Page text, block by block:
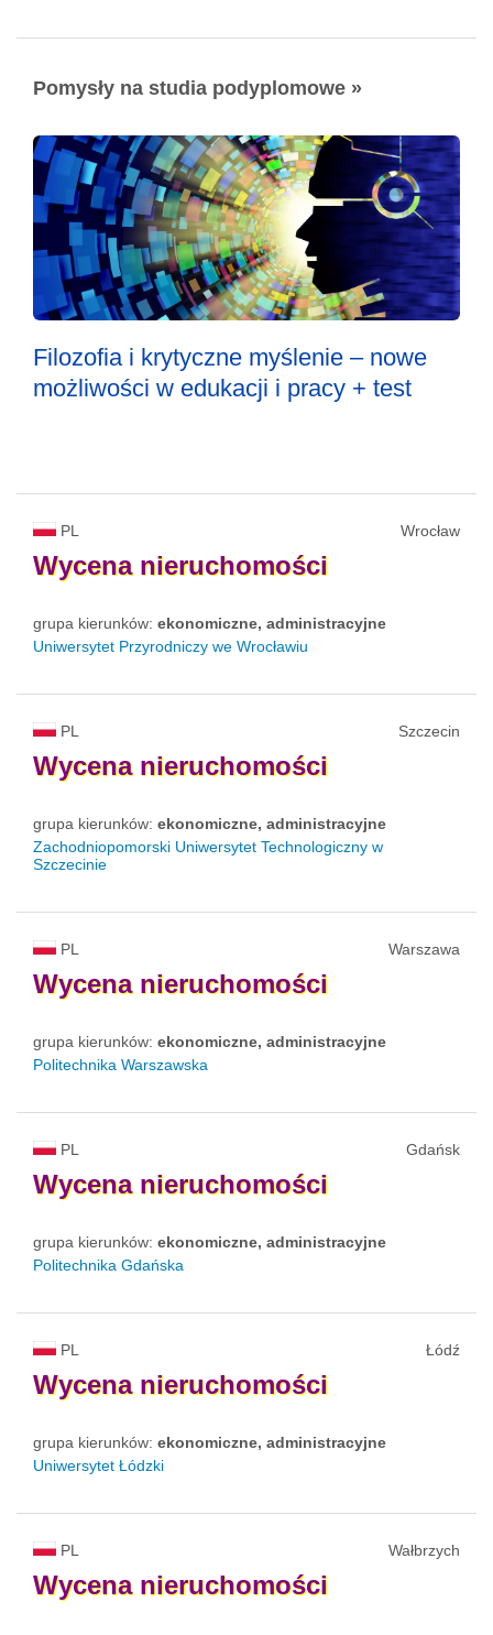
Pomysły na studia podyplomowe »
Filozofia i krytyczne myślenie – nowe
możliwości w edukacji i pracy + test
PL Wrocław
Wycena nieruchomości
grupa kierunków: ekonomiczne, administracyjne
Uniwersytet Przyrodniczy we Wrocławiu
PL Szczecin
Wycena nieruchomości
grupa kierunków: ekonomiczne, administracyjne
Zachodniopomorski Uniwersytet Technologiczny w
Szczecinie
PL Warszawa
Wycena nieruchomości
grupa kierunków: ekonomiczne, administracyjne
Politechnika Warszawska
PL Gdańsk
Wycena nieruchomości
grupa kierunków: ekonomiczne, administracyjne
Politechnika Gdańska
PL Łódź
Wycena nieruchomości
grupa kierunków: ekonomiczne, administracyjne
Uniwersytet Łódzki
PL Wałbrzych
Wycena nieruchomości